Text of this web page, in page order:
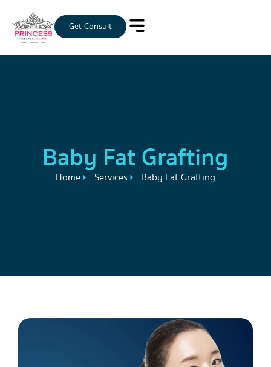
Get Consult
Baby Fat Grafting
Home Services Baby Fat Grafting